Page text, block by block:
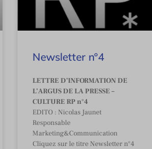
Newsletter n°4
LETTRE D’INFORMATION DE
L’ARGUS DE LA PRESSE –
CULTURE RP n°4
EDITO : Nicolas Jaunet
Responsable
Marketing&Communication
Cliquez sur le titre Newsletter n°4